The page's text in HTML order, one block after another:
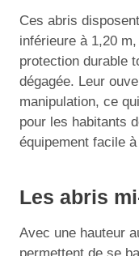
Ces abris
inférieure à 1,20
protection durable
dégagée. Leur
manipulation, ce
pour les habitants
équipement facile
Les abris
Avec une hauteur
permettent de se